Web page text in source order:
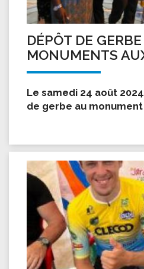
DÉPÔT DE
MONUMENTS
Le samedi 24 août
de gerbe au